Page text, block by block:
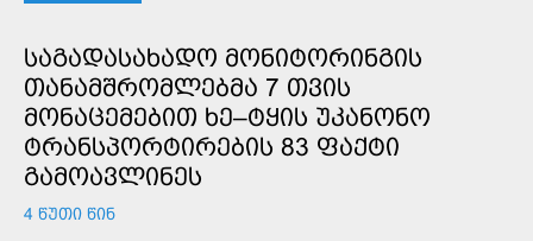
ᲡᲐᲒᲐᲓᲐᲡᲐᲮᲐᲓᲝ ᲛᲝᲜᲘᲢᲝᲠᲘᲜᲒᲘᲡ
ᲗᲐᲜᲐᲛᲨᲠᲝᲛᲚᲔᲑᲛᲐ 7 ᲗᲕᲘᲡ
ᲛᲝᲜᲐᲪᲔᲛᲔᲑᲘᲗ ᲮᲔ–ᲢᲧᲘᲡ ᲣᲙᲐᲜᲝᲜᲝ
ᲢᲠᲐᲜᲡᲞᲝᲠᲢᲘᲠᲔᲑᲘᲡ 83 ᲤᲐᲥᲢᲘ
ᲒᲐᲛᲝᲐᲕᲚᲘᲜᲔᲡ
4 ᲬᲣᲗᲘ ᲬᲘᲜ